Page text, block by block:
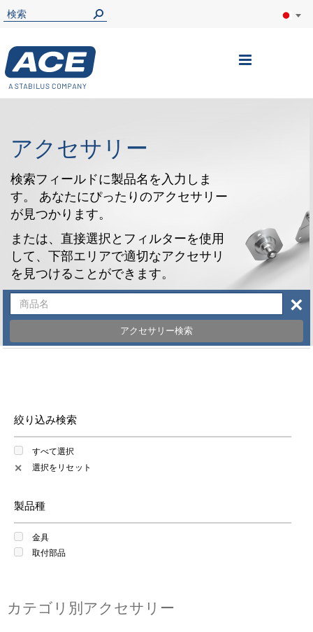
ナ
アクセサリー
検索フィールドに製品名を入力しま
す。 あなたにぴったりのアクセサリー
が見つかります。
または、直接選択とフィルターを使用
して、下部エリアで適切なアクセサリ
を見つけることができます。
アクセサリー検索
×
絞り込み検索
すべて選択
✕ 選択をリセット
製品種
金具
取付部品
カテゴリ別アクセサリー